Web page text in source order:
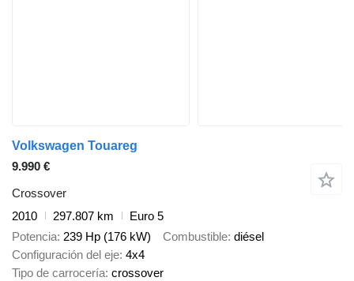
Volkswagen Touareg
9.990 €
Crossover
2010
297.807 km
Euro 5
Potencia 239 Hp (176 kW) Combustible diésel
Configuración del eje 4x4
Tipo de carrocería crossover